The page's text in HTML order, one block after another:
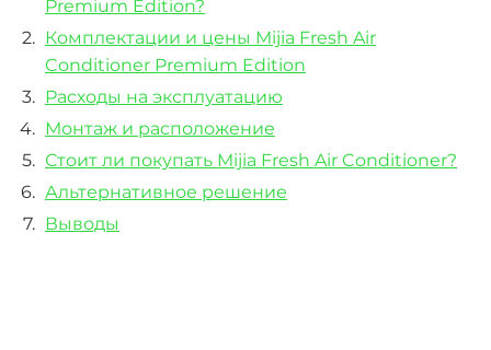
Premium Edition?
Комплектации и цены Mijia Fresh Air
Conditioner Premium Edition
Расходы на эксплуатацию
Монтаж и расположение
Стоит ли покупать Mijia Fresh Air Conditioner?
Альтернативное решение
Выводы